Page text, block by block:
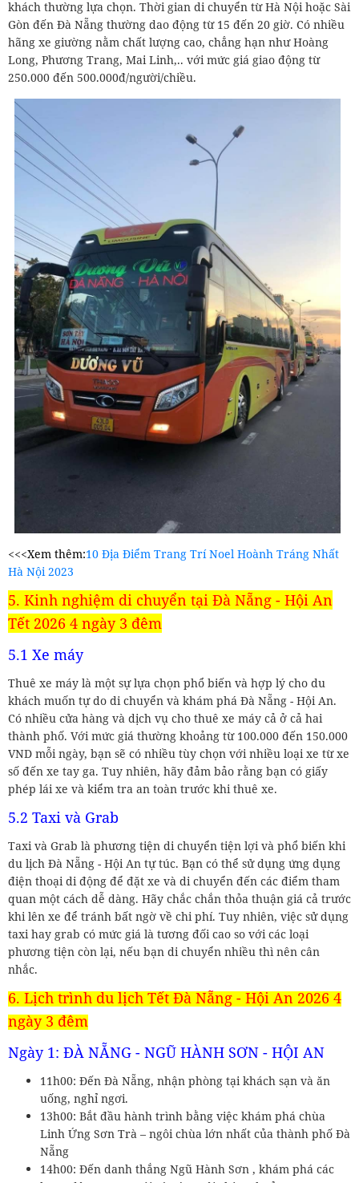
khách thường lựa chọn. Thời gian di chuyển từ Hà Nội hoặc Sài
Gòn đến Đà Nẵng thường dao động từ 15 đến 20 giờ. Có nhiều
hãng xe giường nằm chất lượng cao, chẳng hạn như Hoàng
Long, Phương Trang, Mai Linh,.. với mức giá giao động từ
250.000 đến 500.000đ/người/chiều.
<<<Xem thêm:10 Địa Điểm Trang Trí Noel Hoành Tráng Nhất
Hà Nội 2023
5. Kinh nghiệm di chuyển tại Đà Nẵng - Hội An
Tết 2026 4 ngày 3 đêm
5.1 Xe máy
Thuê xe máy là một sự lựa chọn phổ biến và hợp lý cho du
khách muốn tự do di chuyển và khám phá Đà Nẵng - Hội An.
Có nhiều cửa hàng và dịch vụ cho thuê xe máy cả ở cả hai
thành phố. Với mức giá thường khoảng từ 100.000 đến 150.000
VND mỗi ngày, bạn sẽ có nhiều tùy chọn với nhiều loại xe từ xe
số đến xe tay ga. Tuy nhiên, hãy đảm bảo rằng bạn có giấy
phép lái xe và kiểm tra an toàn trước khi thuê xe.
5.2 Taxi và Grab
Taxi và Grab là phương tiện di chuyển tiện lợi và phổ biến khi
du lịch Đà Nẵng - Hội An tự túc. Bạn có thể sử dụng ứng dụng
điện thoại di động để đặt xe và di chuyển đến các điểm tham
quan một cách dễ dàng. Hãy chắc chắn thỏa thuận giá cả trước
khi lên xe để tránh bất ngờ về chi phí. Tuy nhiên, việc sử dụng
taxi hay grab có mức giá là tương đối cao so với các loại
phương tiện còn lại, nếu bạn di chuyển nhiều thì nên cân
nhắc.
6. Lịch trình du lịch Tết Đà Nẵng - Hội An 2026 4
ngày 3 đêm
Ngày 1: ĐÀ NẴNG - NGŨ HÀNH SƠN - HỘI AN
11h00: Đến Đà Nẵng, nhận phòng tại khách sạn và ăn
uống, nghỉ ngơi.
13h00: Bắt đầu hành trình bằng việc khám phá chùa
Linh Ứng Sơn Trà – ngôi chùa lớn nhất của thành phố Đà
Nẵng
14h00: Đến danh thắng Ngũ Hành Sơn , khám phá các